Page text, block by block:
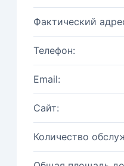
Фактический
Телефон:
Email:
Сайт:
Количество